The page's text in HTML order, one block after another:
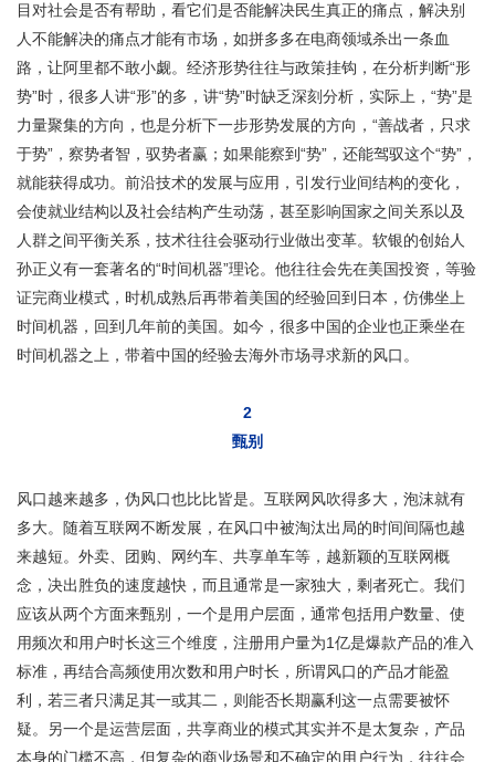
目对社会是否有帮助，看它们是否能解决民生真正的痛点，解决别
人不能解决的痛点才能有市场，如拼多多在电商领域杀出一条血
路，让阿里都不敢小觑。经济形势往往与政策挂钩，在分析判断“形
势”时，很多人讲“形”的多，讲“势”时缺乏深刻分析，实际上，“势”是
力量聚集的方向，也是分析下一步形势发展的方向，“善战者，只求
于势”，察势者智，驭势者赢；如果能察到“势”，还能驾驭这个“势”，
就能获得成功。前沿技术的发展与应用，引发行业间结构的变化，
会使就业结构以及社会结构产生动荡，甚至影响国家之间关系以及
人群之间平衡关系，技术往往会驱动行业做出变革。软银的创始人
孙正义有一套著名的“时间机器”理论。他往往会先在美国投资，等验
证完商业模式，时机成熟后再带着美国的经验回到日本，仿佛坐上
时间机器，回到几年前的美国。如今，很多中国的企业也正乘坐在
时间机器之上，带着中国的经验去海外市场寻求新的风口。
2
甄别
风口越来越多，伪风口也比比皆是。互联网风吹得多大，泡沫就有
多大。随着互联网不断发展，在风口中被淘汰出局的时间间隔也越
来越短。外卖、团购、网约车、共享单车等，越新颖的互联网概
念，决出胜负的速度越快，而且通常是一家独大，剩者死亡。我们
应该从两个方面来甄别，一个是用户层面，通常包括用户数量、使
用频次和用户时长这三个维度，注册用户量为1亿是爆款产品的准入
标准，再结合高频使用次数和用户时长，所谓风口的产品才能盈
利，若三者只满足其一或其二，则能否长期赢利这一点需要被怀
疑。另一个是运营层面，共享商业的模式其实并不是太复杂，产品
本身的门槛不高，但复杂的商业场景和不确定的用户行为，往往会